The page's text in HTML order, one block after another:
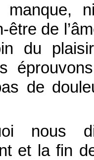
être de
du
de
et la fin